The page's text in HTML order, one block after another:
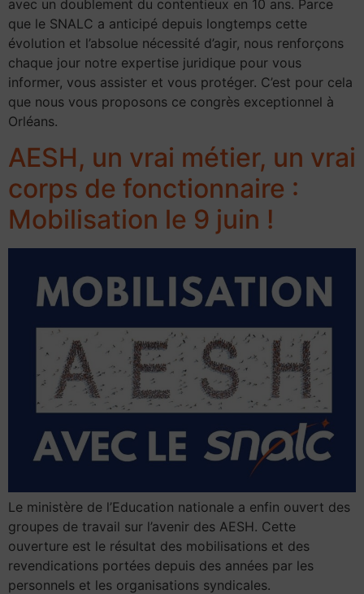
avec un doublement du contentieux en 10 ans. Parce
que le SNALC a anticipé depuis longtemps cette
évolution et l’absolue nécessité d’agir, nous renforçons
chaque jour notre expertise juridique pour vous
informer, vous assister et vous protéger. C’est pour cela
que nous vous proposons ce congrès exceptionnel à
Orléans.
AESH, un vrai métier, un vrai
corps de fonctionnaire :
Mobilisation le 9 juin !
Le ministère de l’Education nationale a enfin ouvert des
groupes de travail sur l’avenir des AESH. Cette
ouverture est le résultat des mobilisations et des
revendications portées depuis des années par les
personnels et les organisations syndicales.